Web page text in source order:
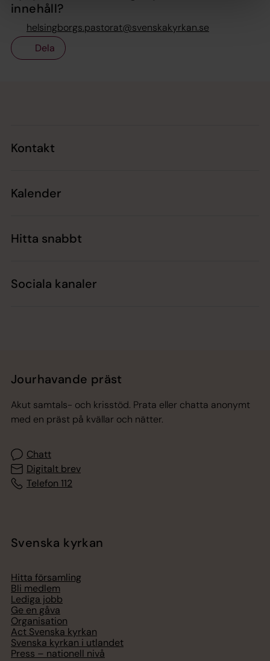
innehåll?
helsingborgs.pastorat@svenskakyrkan.se
Dela
Kontakt
Kalender
Hitta snabbt
Sociala kanaler
Jourhavande präst
Akut samtals- och krisstöd. Prata eller chatta anonymt
med en präst på kvällar och nätter.
Chatt
Digitalt brev
Telefon 112
Svenska kyrkan
Hitta församling
Bli medlem
Lediga jobb
Ge en gåva
Organisation
Act Svenska kyrkan
Svenska kyrkan i utlandet
Press – nationell nivå